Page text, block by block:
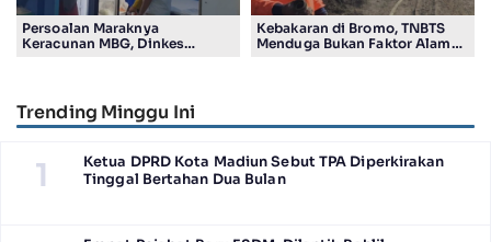
Persoalan Maraknya
Keracunan MBG, Dinkes
Kebakaran di Bromo, TNBTS
Menduga Bukan Faktor Alam
Trending Minggu Ini
1
Ketua DPRD Kota Madiun Sebut TPA Diperkirakan
Tinggal Bertahan Dua Bulan